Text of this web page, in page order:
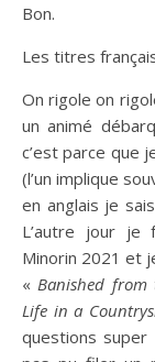
Bon.
Les titres
On rigole on
un animé
c’est parce que
(l’un implique
en anglais je
L’autre jour je
Minorin 2021 et
« Banished from
Life in a
questions